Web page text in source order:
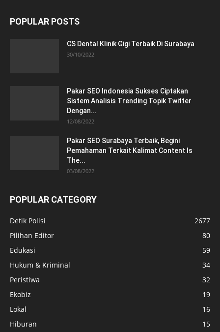
POPULAR POSTS
CS Dental Klinik Gigi Terbaik Di Surabaya
30/10/2022
Pakar SEO Indonesia Sukses Ciptakan
Sistem Analisis Trending Topik Twitter
Dengan...
12/08/2022
Pakar SEO Surabaya Terbaik, Begini
Pemahaman Terkait Kalimat Content Is
The...
03/08/2022
POPULAR CATEGORY
Detik Polisi
2677
Pilihan Editor
80
Edukasi
59
Hukum & Kriminal
34
Peristiwa
32
Ekobiz
19
Lokal
16
Hiburan
15